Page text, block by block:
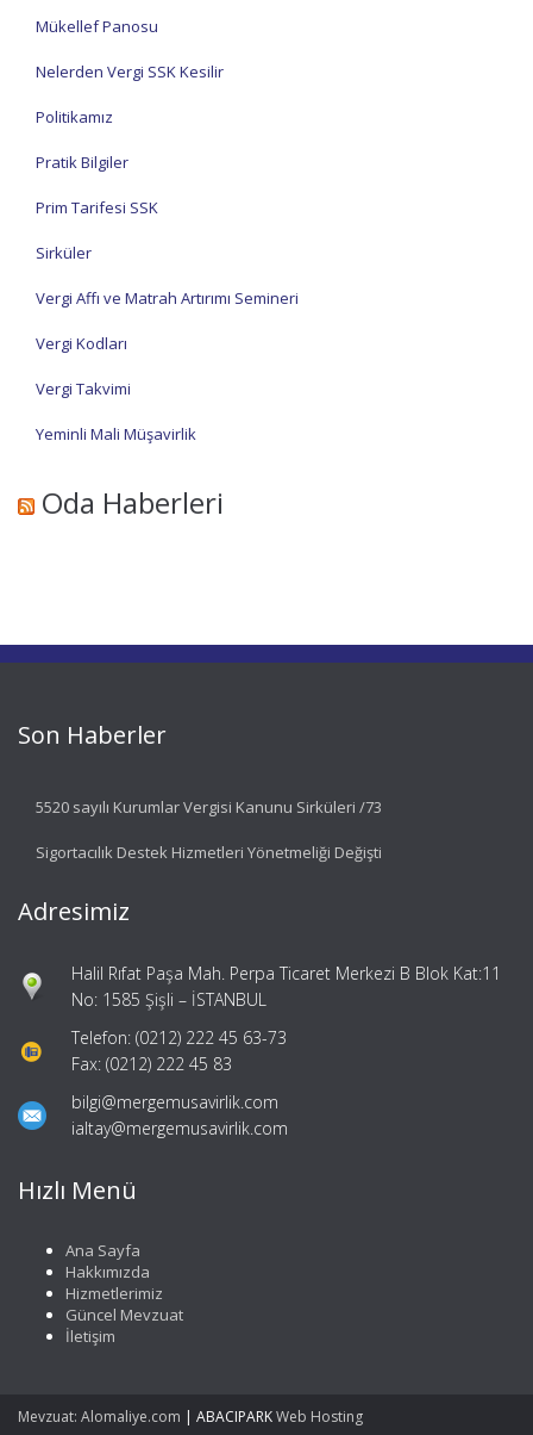
Mükellef Panosu
Nelerden Vergi SSK Kesilir
Politikamız
Pratik Bilgiler
Prim Tarifesi SSK
Sirküler
Vergi Affı ve Matrah Artırımı Semineri
Vergi Kodları
Vergi Takvimi
Yeminli Mali Müşavirlik
Oda Haberleri
Son Haberler
5520 sayılı Kurumlar Vergisi Kanunu Sirküleri /73
Sigortacılık Destek Hizmetleri Yönetmeliği Değişti
Adresimiz
Halil Rıfat Paşa Mah. Perpa Ticaret Merkezi B Blok Kat:11
No: 1585 Şişli – İSTANBUL
Telefon: (0212) 222 45 63-73
Fax: (0212) 222 45 83
bilgi@mergemusavirlik.com
ialtay@mergemusavirlik.com
Hızlı Menü
Ana Sayfa
Hakkımızda
Hizmetlerimiz
Güncel Mevzuat
İletişim
Mevzuat: Alomaliye.com | ABACIPARKWeb Hosting